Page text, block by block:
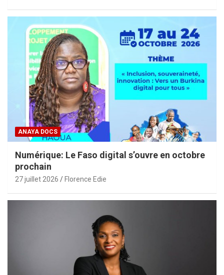
ANAYA DOCS
Numérique: Le Faso digital s’ouvre en octobre
prochain
27 juillet 2026 Florence Edie